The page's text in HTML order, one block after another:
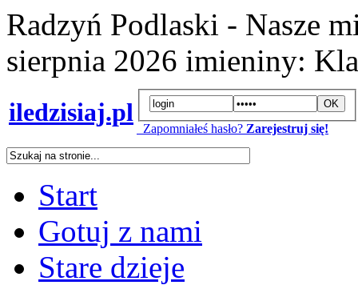
Radzyń Podlaski - Nasze
sierpnia 2026 imieniny:
iledzisiaj.pl
Zapomniałeś hasło? Zarejestruj się!
Start
Gotuj z nami
Stare dzieje